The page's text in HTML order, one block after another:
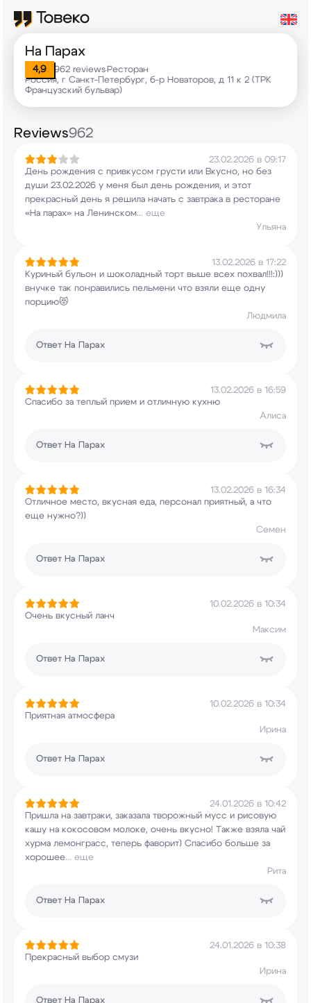
На Парах
4,9 962 reviews•Ресторан
Россия, г Санкт-Петербург, б-р Новаторов, д 11 к 2 (ТРК
Французский бульвар)
Reviews962
23.02.2026 в 09:17
День рождения с привкусом грусти или Вкусно, но без
души 23.02.2026 у меня был день рождения, и этот
прекрасный день я решила начать с завтрака в ресторане
«На парах» на Ленинском... еще
Ульяна
13.02.2026 в 17:22
Куриный бульон и шоколадный торт выше всех похвал!!!:)))
внучке так понравились пельмени что взяли еще одну
порцию😻
Людмила
Ответ На Парах
13.02.2026 в 16:59
Спасибо за теплый прием и отличную кухню
Алиса
Ответ На Парах
13.02.2026 в 16:34
Отличное место, вкусная еда, персонал приятный, а что
еще нужно?))
Семен
Ответ На Парах
10.02.2026 в 10:34
Очень вкусный ланч
Максим
Ответ На Парах
10.02.2026 в 10:34
Приятная атмосфера
Ирина
Ответ На Парах
24.01.2026 в 10:42
Пришла на завтраки, заказала творожный мусс и рисовую
кашу на кокосовом молоке, очень вкусно! Также взяла чай
хурма лемонграсс, теперь фаворит) Спасибо больше за
хорошее... еще
Рита
Ответ На Парах
24.01.2026 в 10:38
Прекрасный выбор смузи
Ирина
Ответ На Парах